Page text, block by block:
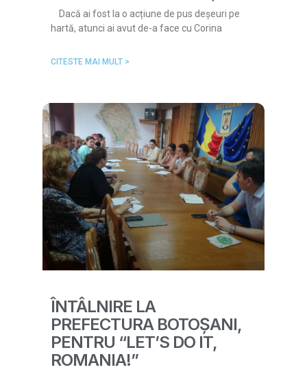
Dacă ai fost la o acțiune de pus deșeuri pe
hartă, atunci ai avut de-a face cu Corina
CITESTE MAI MULT >
ÎNTÂLNIRE LA
PREFECTURA BOTOȘANI,
PENTRU “LET’S DO IT,
ROMANIA!”